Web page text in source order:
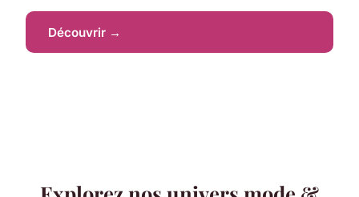
Découvrir →